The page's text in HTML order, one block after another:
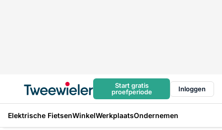
Start gratis
proefperiode
Inloggen
Elektrische FietsenWinkelWerkplaatsOndernemen